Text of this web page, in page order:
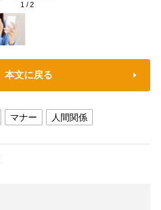
1 /2
本文に戻る
マナー 人間関係